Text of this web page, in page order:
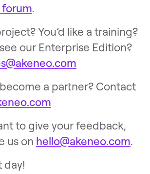
forum.
You’d like a training?
our Enterprise Edition?
a partner? Contact
to give your feedback,
us on hello@akeneo.com.
day!